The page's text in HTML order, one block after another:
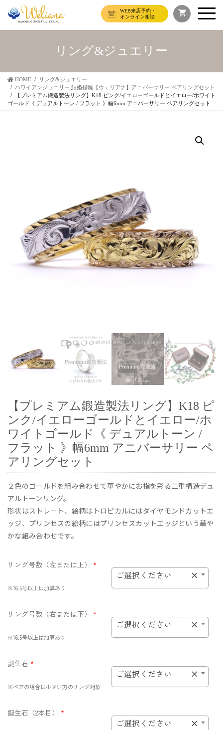
WEB来店予約・
オンライン相談
リング&ジュエリー
HOME
リング&ジュエリー
ハワイアンジュエリー 結婚指輪【ウェリアナ】アニバーサリー ペアリングセット
【プレミアム鍛造製法リング】K18 ピンク/イエローゴールドとイエロー/ホワイト
ゴールド《 デュアルトーン / フラット 》幅6mm アニバーサリー ペアリングセット
【プレミアム鍛造製法リング】K18 ピ
ンク/イエローゴールドとイエロー/ホ
ワイトゴールド《 デュアルトーン /
フラット 》幅6mm アニバーサリー ペ
アリングセット
２色のゴールドを組み合わせて華やかにお指を彩る二重構造デュ
アルトーンリング。
形状はストレート、絵柄はトロピカルにはダイヤモンドカットエ
ッジ、プリンセスの絵柄にはプリンセスカットエッジという華や
かな組み合わせです。
リング号数（左または上） *
※16.5号以上は加算あり
×
ご選択ください
リング号数（右または下） *
※16.5号以上は加算あり
×
ご選択ください
誕生石 *
※ペアの場合は小さい方のリング対象
×
ご選択ください
誕生石（2本目） *
×
ご選択ください